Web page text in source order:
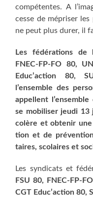
com­pé­tentes. A
cesse de mépri­ser
ne peut plus durer, il
Les fédé­ra­tions de
FNEC-FP-FO 80,
Educ’action 80,
l’ensemble des
appellent
se mobi­li­ser jeu­di
colère et obte­nir
tion et de
taires, sco­laires et
Les syn­di­cats et
FSU 80, FNEC-FP-
CGT Educ’action 80,